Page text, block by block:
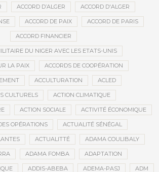
ACCORD D’ALGER ACCORD D'ALGER
ACCORD DE PAIX ACCORD DE PARIS
ACCORD FINANCIER
DU NIGER AVEC LES ETATS-UNIS
LA PAIX ACCORDS DE COOPÉRATION
ACCULTURATION ACLED
CULTURELS ACTION CLIMATIQUE
ACTION SOCIALE ACTIVITÉ ÉCONOMIQUE
OPÉRATIONS ACTUALITÉ SÉNÉGAL
ACTUALITTÉ ADAMA COULIBALY
ADAMA FOMBA ADAPTATION
ADDIS-ABEBA ADEMA-PASJ ADM